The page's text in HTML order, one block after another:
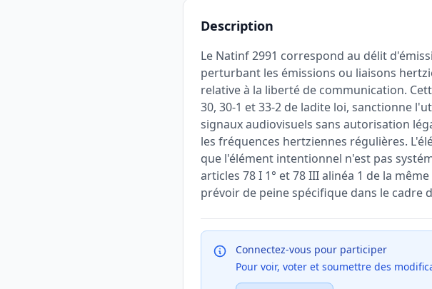
Description
Le Natinf 2991 correspond au délit
perturbant les émissions ou liaisons
relative à la liberté de communication.
30, 30-1 et 33-2 de ladite loi, sanctionne
signaux audiovisuels sans autorisation
les fréquences hertziennes régulières.
que l'élément intentionnel n'est pas
articles 78 I 1° et 78 III alinéa 1 de la
prévoir de peine spécifique dans le cadre
Connectez-vous pour participer
Pour voir, voter et soumettre des